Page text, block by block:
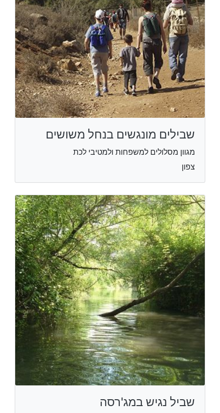
שבילים מונגשים בנחל משושים
מגוון מסלולים למשפחות ולמטיבי לכת
צפון
שביל נגיש במג'רסה